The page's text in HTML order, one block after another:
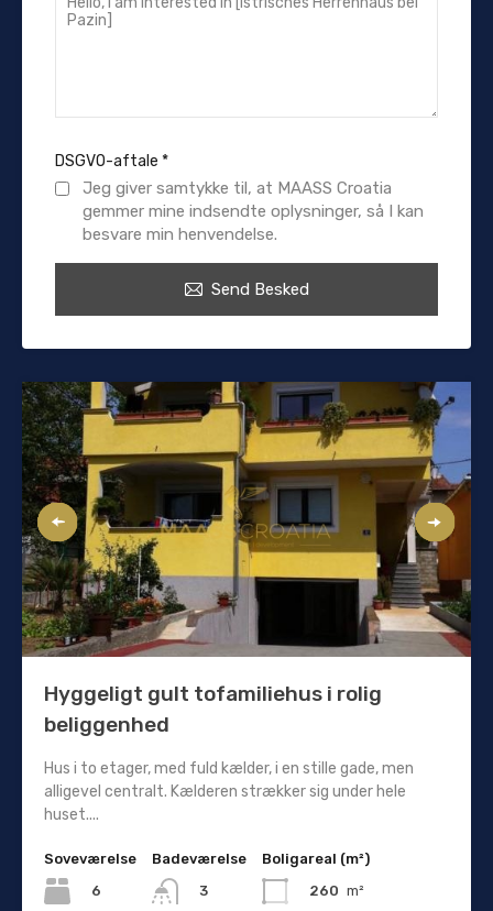
DSGVO-aftale *
Jeg giver samtykke til, at MAASS Croatia
gemmer mine indsendte oplysninger, så I kan
besvare min henvendelse.
Send Besked
Hyggeligt gult tofamiliehus i rolig
beliggenhed
Hus i to etager, med fuld kælder, i en stille gade, men
alligevel centralt. Kælderen strækker sig under hele
huset....
Soveværelse
6
Badeværelse
3
Boligareal (m²)
260 m²